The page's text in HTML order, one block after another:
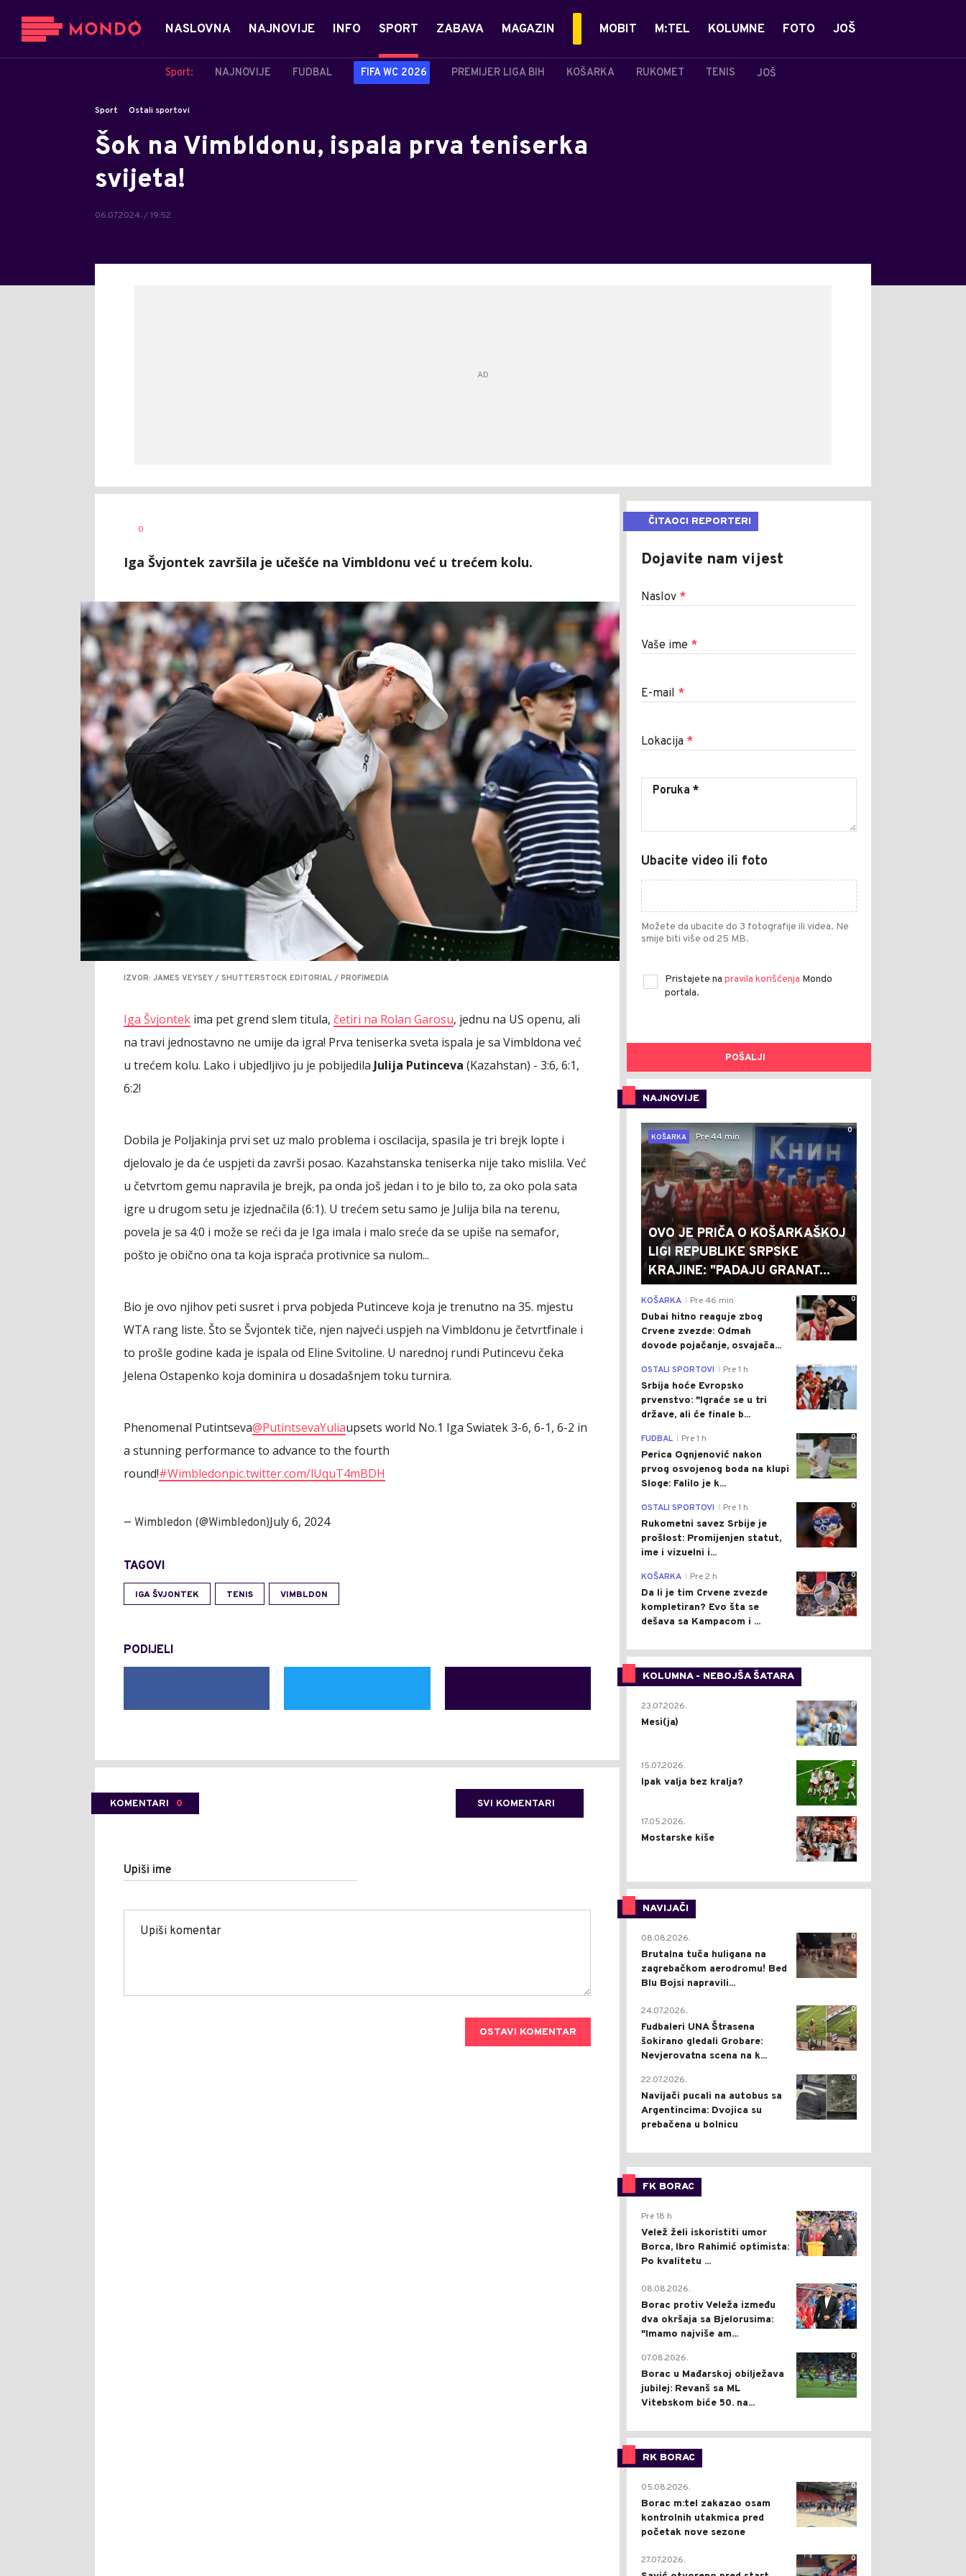
NASLOVNA NAJNOVIJE INFO SPORT
Sport: NAJNOVIJE FUDBAL FIFA WC 2026 PREMIJER LIGA BIH KOŠARKA RUKOMET TENIS JOŠ
ZABAVA MAGAZIN MOBIT M:TEL KOLUMNE FOTO JOŠ
Sport Ostali sportovi
Šok na Vimbldonu, ispala prva teniserka
svijeta!
06.07.2024. / 19:52
0
Iga Švjontek završila je učešće na Vimbldonu već u trećem kolu.
IZVOR: JAMES VEYSEY / SHUTTERSTOCK EDITORIAL / PROFIMEDIA
Iga Švjontek ima pet grend slem titula, četiri na Rolan Garosu, jednu na US openu, ali
na travi jednostavno ne umije da igra! Prva teniserka sveta ispala je sa Vimbldona već
u trećem kolu. Lako i ubjedljivo ju je pobijedila Julija Putinceva (Kazahstan) - 3:6, 6:1,
6:2!
Dobila je Poljakinja prvi set uz malo problema i oscilacija, spasila je tri brejk lopte i
djelovalo je da će uspjeti da završi posao. Kazahstanska teniserka nije tako mislila. Već
u četvrtom gemu napravila je brejk, pa onda još jedan i to je bilo to, za oko pola sata
igre u drugom setu je izjednačila (6:1). U trećem setu samo je Julija bila na terenu,
povela je sa 4:0 i može se reći da je Iga imala i malo sreće da se upiše na semafor,
pošto je obično ona ta koja ispraća protivnice sa nulom...
Bio je ovo njihov peti susret i prva pobjeda Putinceve koja je trenutno na 35. mjestu
WTA rang liste. Što se Švjontek tiče, njen najveći uspjeh na Vimbldonu je četvrtfinale i
to prošle godine kada je ispala od Eline Svitoline. U narednoj rundi Putincevu čeka
Jelena Ostapenko koja dominira u dosadašnjem toku turnira.
Phenomenal Putintseva@PutintsevaYuliaupsets world No.1 Iga Swiatek 3-6, 6-1, 6-2 in
a stunning performance to advance to the fourth
round!#Wimbledonpic.twitter.com/lUquT4mBDH
— Wimbledon (@Wimbledon)July 6, 2024
TAGOVI
IGA ŠVJONTEK TENIS VIMBLDON
PODIJELI
KOMENTARI 0 SVI KOMENTARI
Upiši ime
OSTAVI KOMENTAR
ČITAOCI REPORTERI
Dojavite nam vijest
Naslov *
Vaše ime *
E-mail *
Lokacija *
Ubacite video ili foto
Možete da ubacite do 3 fotografije ili videa. Ne
smije biti više od 25 MB.
Pristajete na pravila korišćenja Mondo
portala.
POŠALJI
NAJNOVIJE
0
KOŠARKA
Pre 44 min
OVO JE PRIČA O KOŠARKAŠKOJ
LIGI REPUBLIKE SRPSKE
KRAJINE: "PADAJU GRANAT...
0
KOŠARKA Pre 46 min
Dubai hitno reaguje zbog
Crvene zvezde: Odmah
dovode pojačanje, osvajača...
0
OSTALI SPORTOVI Pre 1 h
Srbija hoće Evropsko
prvenstvo: "Igraće se u tri
države, ali će finale b...
0
FUDBAL Pre 1 h
Perica Ognjenović nakon
prvog osvojenog boda na klupi
Sloge: Falilo je k...
0
OSTALI SPORTOVI Pre 1 h
Rukometni savez Srbije je
prošlost: Promijenjen statut,
ime i vizuelni i...
0
KOŠARKA Pre 2 h
Da li je tim Crvene zvezde
kompletiran? Evo šta se
dešava sa Kampacom i ...
KOLUMNA - NEBOJŠA ŠATARA
0
23.07.2026.
Mesi(ja)
2
15.07.2026.
Ipak valja bez kralja?
0
17.05.2026.
Mostarske kiše
NAVIJAČI
0
08.08.2026.
Brutalna tuča huligana na
zagrebačkom aerodromu! Bed
Blu Bojsi napravili...
0
24.07.2026.
Fudbaleri UNA Štrasena
šokirano gledali Grobare:
Nevjerovatna scena na k...
0
22.07.2026.
Navijači pucali na autobus sa
Argentincima: Dvojica su
prebačena u bolnicu
FK BORAC
0
Pre 18 h
Velež želi iskoristiti umor
Borca, Ibro Rahimić optimista:
Po kvalitetu ...
0
08.08.2026.
Borac protiv Veleža između
dva okršaja sa Bjelorusima:
"Imamo najviše am...
0
07.08.2026.
Borac u Mađarskoj obilježava
jubilej: Revanš sa ML
Vitebskom biće 50. na...
RK BORAC
0
05.08.2026.
Borac m:tel zakazao osam
kontrolnih utakmica pred
početak nove sezone
0
27.07.2026.